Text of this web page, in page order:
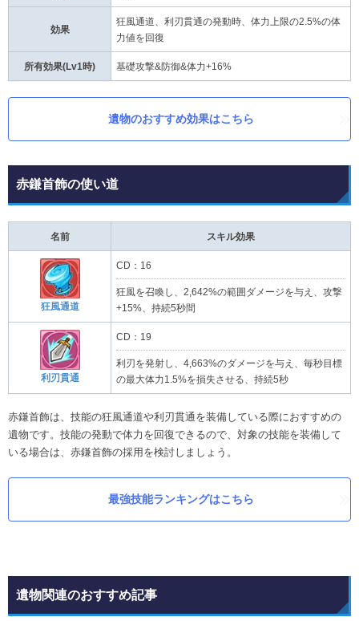
効果
狂風通道、利刃貫通の発動時、体力上限の2.5%の体
力値を回復
所有効果(Lv1時) 基礎攻撃&防御&体力+16%
遺物のおすすめ効果はこちら
赤鎌首飾の使い道
名前 スキル効果
狂風通道
CD：16
狂風を召喚し、2,642%の範囲ダメージを与え、攻撃
+15%、持続5秒間
利刃貫通
CD：19
利刃を発射し、4,663%のダメージを与え、毎秒目標
の最大体力1.5%を損失させる、持続5秒
赤鎌首飾は、技能の狂風通道や利刃貫通を装備している際におすすめの
遺物です。技能の発動で体力を回復できるので、対象の技能を装備して
いる場合は、赤鎌首飾の採用を検討しましょう。
最強技能ランキングはこちら
遺物関連のおすすめ記事